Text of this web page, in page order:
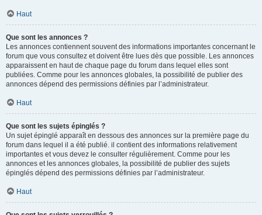
Haut
Que sont les annonces ?
Les annonces contiennent souvent des informations importantes concernant le
forum que vous consultez et doivent être lues dès que possible. Les annonces
apparaissent en haut de chaque page du forum dans lequel elles sont
publiées. Comme pour les annonces globales, la possibilité de publier des
annonces dépend des permissions définies par l’administrateur.
Haut
Que sont les sujets épinglés ?
Un sujet épinglé apparaît en dessous des annonces sur la première page du
forum dans lequel il a été publié. il contient des informations relativement
importantes et vous devez le consulter régulièrement. Comme pour les
annonces et les annonces globales, la possibilité de publier des sujets
épinglés dépend des permissions définies par l’administrateur.
Haut